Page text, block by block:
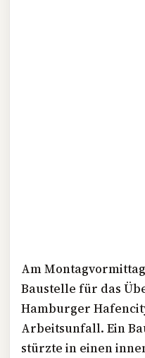
Am
Baustelle für das
Hamburger
Arbeitsunfall. Ein
stürzte in einen